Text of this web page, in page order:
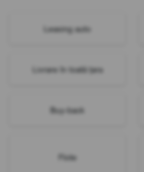
Leasing auto
Livrare în toată țara
Buy-back
Flote